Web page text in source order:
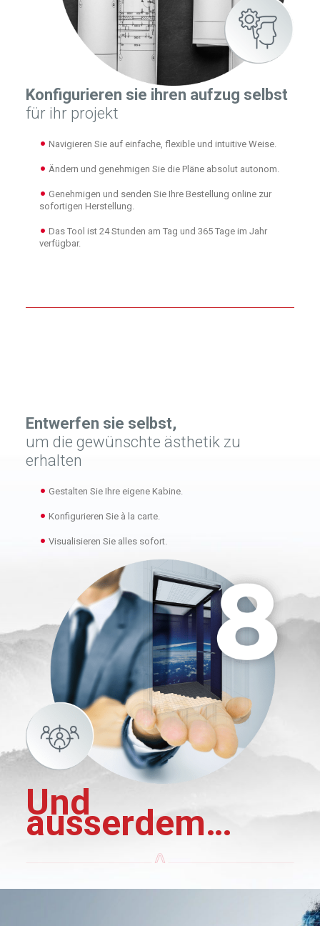
Konfigurieren sie ihren aufzug selbst
für ihr projekt
Navigieren Sie auf einfache, flexible und intuitive Weise.
Ändern und genehmigen Sie die Pläne absolut autonom.
Genehmigen und senden Sie Ihre Bestellung online zur
sofortigen Herstellung.
Das Tool ist 24 Stunden am Tag und 365 Tage im Jahr
verfügbar.
Entwerfen sie selbst,
um die gewünschte ästhetik zu
erhalten
Gestalten Sie Ihre eigene Kabine.
Konfigurieren Sie à la carte.
Visualisieren Sie alles sofort.
Und
ausserdem…